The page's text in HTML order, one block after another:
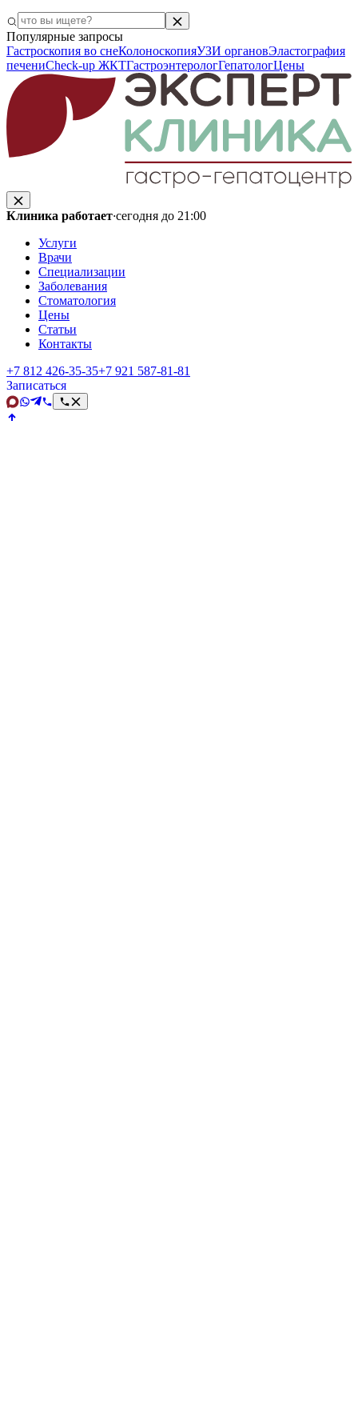
Популярные запросы
Гастроскопия во снеКолоноскопияУЗИ органовЭластография
печениCheck-up ЖКТГастроэнтерологГепатологЦены
Клиника работает·сегодня до 21:00
Услуги
Врачи
Специализации
Заболевания
Стоматология
Цены
Статьи
Контакты
+7 812 426‑35‑35+7 921 587‑81‑81
Записаться